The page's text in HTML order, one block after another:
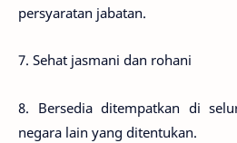
persyaratan jabatan.
7. Sehat jasmani dan rohani
8. Bersedia ditempatkan di
negara lain yang ditentukan.